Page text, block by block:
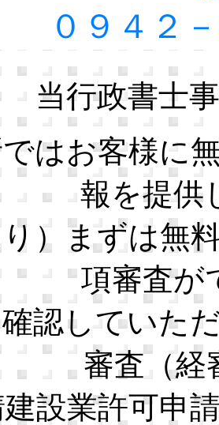
０９４２
当行政書士
はお客様に
報を提供
り）まずは無
項審査が
認していた
審査（経
設業許可申